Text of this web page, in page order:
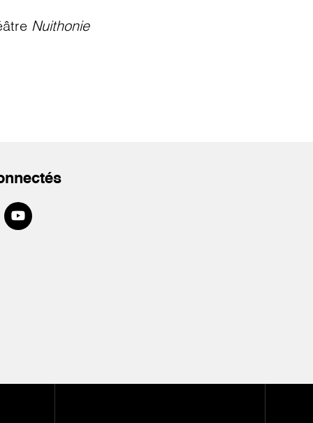
Nuithonie